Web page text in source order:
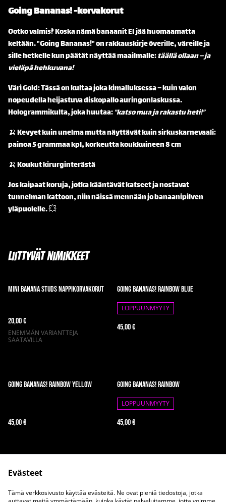
Going Bananas!-korvakorut
Ootko valmis? Koska nämä banaanit EI jää huomaamatta
keltään. "Going Bananas!" on rakkauskirje överille, väreille ja
sille hetkelle kun päätät näyttää maailmalle:täällä ollaan – ja
vieläpä hehkuvana!
Väri Gold: Tässä on kultaa joka kimalluksessa – kuin valon
nopeudella heijastuva diskopallo auringonlaskussa.
Hologrammikulta, joka huutaa:”katso mua ja rakastu heti!”
🍌 Kevyet kuin unelma mutta näyttävät kuin sirkuskarnevaali:
painoa 5 grammaa kpl, korkeutta koukkuineen 8 cm
🍌 Koukut kirurginterästä
Jos kaipaat koruja, jotka kääntävät katseet ja nostavat
tunnelman kattoon, niin näissä mennään jo banaanipilven
yläpuolelle. 💥
Liittyvät nimikkeet
Mini Banana Studs nappikorvakorut
20,00 €
ENEMMÄN VARIANTTEJA
SAATAVILLA
Going Bananas! Rainbow Blue
LOPPUUNMYYTY
45,00 €
Going Bananas! Rainbow Yellow
45,00 €
Going Bananas! Rainbow
LOPPUUNMYYTY
45,00 €
Evästeet
Tämä verkkosivusto käyttää evästeitä. Ne ovat pieniä tiedostoja, jotka